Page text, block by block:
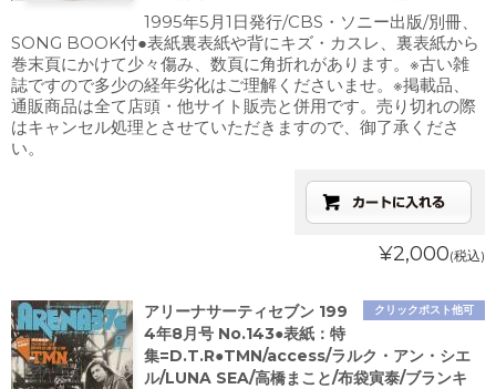
1995年5月1日発行/CBS・ソニー出版/別冊、
SONG BOOK付●表紙裏表紙や背にキズ・カスレ、裏表紙から
巻末頁にかけて少々傷み、数頁に角折れがあります。※古い雑
誌ですので多少の経年劣化はご理解くださいませ。※掲載品、
通販商品は全て店頭・他サイト販売と併用です。売り切れの際
はキャンセル処理とさせていただきますので、御了承くださ
い。
¥2,000(税込)
クリックポスト他可
アリーナサーティセブン 199
4年8月号 No.143●表紙：特
集=D.T.R●TMN/access/ラルク・アン・シエ
ル/LUNA SEA/高橋まこと/布袋寅泰/ブランキ